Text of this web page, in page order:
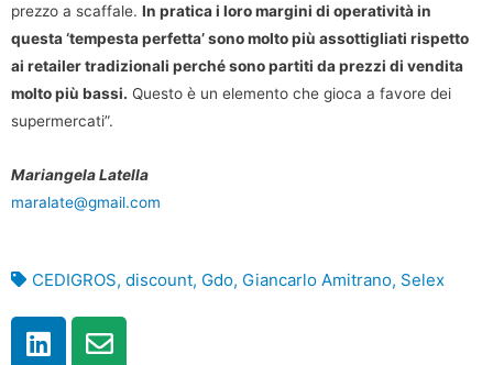
prezzo a scaffale. In pratica i loro margini di operatività in
questa ‘tempesta perfetta’ sono molto più assottigliati rispetto
ai retailer tradizionali perché sono partiti da prezzi di vendita
molto più bassi. Questo è un elemento che gioca a favore dei
supermercati”.
Mariangela Latella
maralate@gmail.com
CEDIGROS, discount, Gdo, Giancarlo Amitrano, Selex